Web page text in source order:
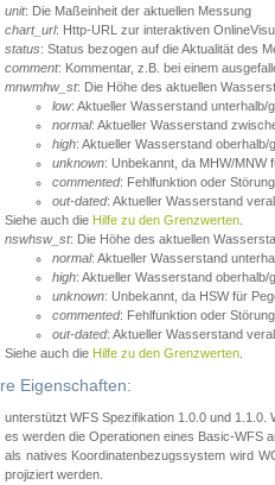
unit: Die Maßeinheit der aktuellen Messung
chart_url: Http-URL zur interaktiven
status: Status bezogen auf die Aktualität des
comment: Kommentar, z.B. bei einem
mnwmhw_st: Die Höhe des aktuellen
low: Aktueller Wasserstand unterhalb/
normal: Aktueller Wasserstand
high: Aktueller Wasserstand oberhalb/
unknown: Unbekannt, da MHW/MNW
commented: Fehlfunktion oder
out-dated: Aktueller Wasserstand
Siehe auch die Hilfe zu den Grenzwerten
nswhsw_st: Die Höhe des aktuellen
normal: Aktueller Wasserstand
high: Aktueller Wasserstand oberhalb/
unknown: Unbekannt, da HSW für
commented: Fehlfunktion oder
out-dated: Aktueller Wasserstand
Siehe auch die Hilfe zu den Grenzwerten
Eigenschaften:
unterstützt WFS Spezifikation 1.0.0 und 1.1.0.
es werden die Operationen eines Basic-WFS
als natives Koordinatenbezugssystem wird
projiziert werden.